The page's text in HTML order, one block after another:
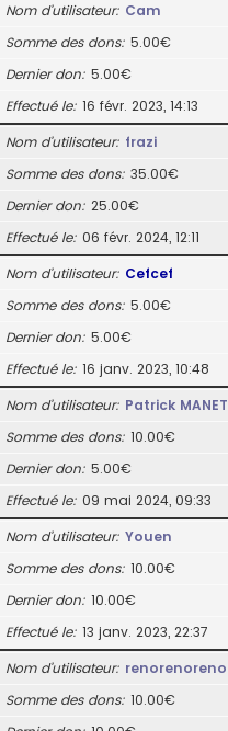
Nom d’utilisateur Cam
Somme des dons 5.00€
Dernier don 5.00€
Effectué le 16 févr. 2023, 14:13
Nom d’utilisateur frazi
Somme des dons 35.00€
Dernier don 25.00€
Effectué le 06 févr. 2024, 12:11
Nom d’utilisateur Cefcef
Somme des dons 5.00€
Dernier don 5.00€
Effectué le 16 janv. 2023, 10:48
Nom d’utilisateur Patrick MANET
Somme des dons 10.00€
Dernier don 5.00€
Effectué le 09 mai 2024, 09:33
Nom d’utilisateur Youen
Somme des dons 10.00€
Dernier don 10.00€
Effectué le 13 janv. 2023, 22:37
Nom d’utilisateur renorenoreno
Somme des dons 10.00€